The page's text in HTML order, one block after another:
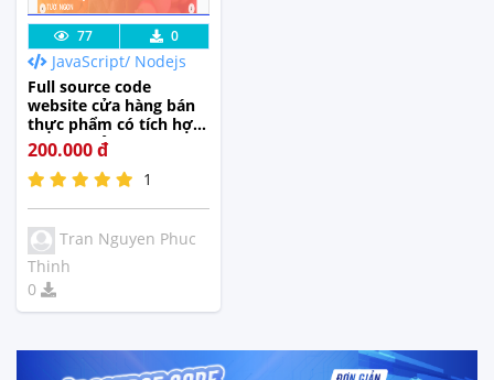
Lưu code Xem Thực
77 0
JavaScript/ Nodejs
Full source code
website cửa hàng bán
thực phẩm có tích hợp
chatbot sử dụng React
+ Nodejs (Full hỗ trợ cài
đặt + báo cáo)
200.000 đ
1
Tran Nguyen Phuc
Thinh
0